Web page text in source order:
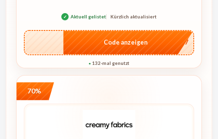
✓ Aktuell gelistet Kürzlich aktualisiert
…E07
Code anzeigen
● 132-mal genutzt
70%